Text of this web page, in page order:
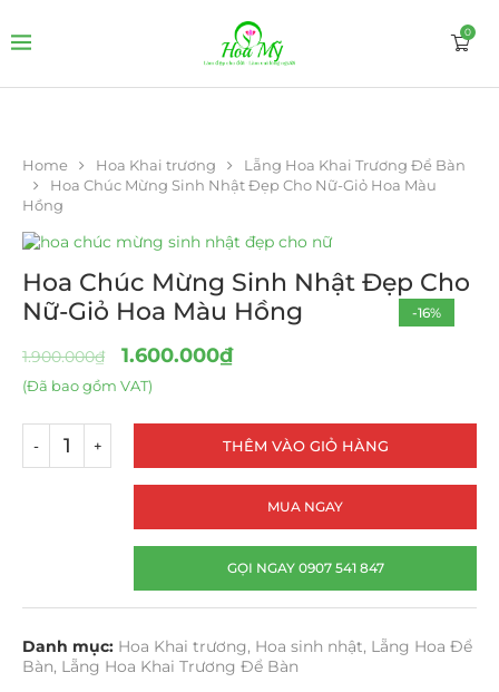
0
Home Hoa Khai trương
Lẵng Hoa Khai Trương Để Bàn
Hoa Chúc Mừng Sinh Nhật Đẹp Cho Nữ-Giỏ Hoa Màu
Hồng
-16%
Hoa Chúc Mừng Sinh Nhật Đẹp Cho
Nữ-Giỏ Hoa Màu Hồng
1.900.000₫ 1.600.000₫
(Đã bao gồm VAT)
THÊM VÀO GIỎ HÀNG
MUA NGAY
GỌI NGAY 0907 541 847
Danh mục: Hoa Khai trương, Hoa sinh nhật, Lẵng Hoa Để
Bàn, Lẵng Hoa Khai Trương Để Bàn